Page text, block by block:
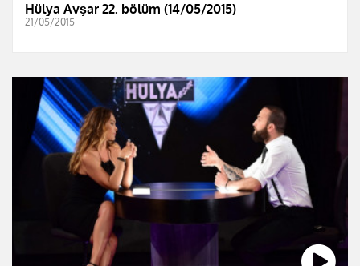
Hülya Avşar 22. bölüm (14/05/2015)
21/05/2015